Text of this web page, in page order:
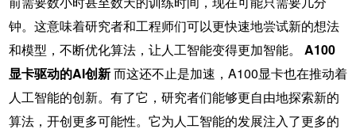
钟。这意味着研究者和工程师们可以更快速地尝试新的想法
和模型，不断优化算法，让人工智能变得更加智能。 A100
显卡驱动的AI创新而这还不止是加速，A100显卡也在推动着
人工智能的创新。有了它，研究者们能够更自由地探索新的
算法，开创更多可能性。它为人工智能的发展注入了更多的